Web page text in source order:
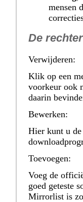
mensen
De
Verwijderen:
Klik op een
voorkeur ook
daarin
Bewerken:
Hier kunt u de
Toevoegen:
Voeg de
goed geteste
Mirrorlist is